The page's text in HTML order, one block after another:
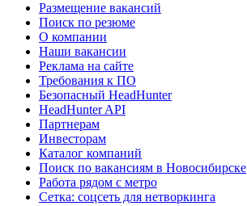
Размещение вакансий
Поиск по резюме
О компании
Наши вакансии
Реклама на сайте
Требования к ПО
Безопасный HeadHunter
HeadHunter API
Партнерам
Инвесторам
Каталог компаний
Поиск по вакансиям в Новосибирске
Работа рядом с метро
Сетка: соцсеть для нетворкинга